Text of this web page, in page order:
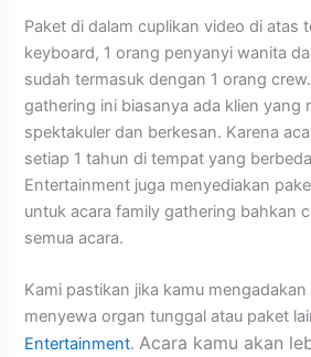
Paket di dalam cuplikan video di atas
keyboard, 1 orang penyanyi wanita
sudah termasuk dengan 1 orang
gathering ini biasanya ada klien yang
spektakuler dan berkesan. Karena
setiap 1 tahun di tempat yang
Entertainment juga menyediakan
untuk acara family gathering bahkan
semua acara.
Kami pastikan jika kamu
menyewa organ tunggal atau paket
Entertainment.Acara kamu akan